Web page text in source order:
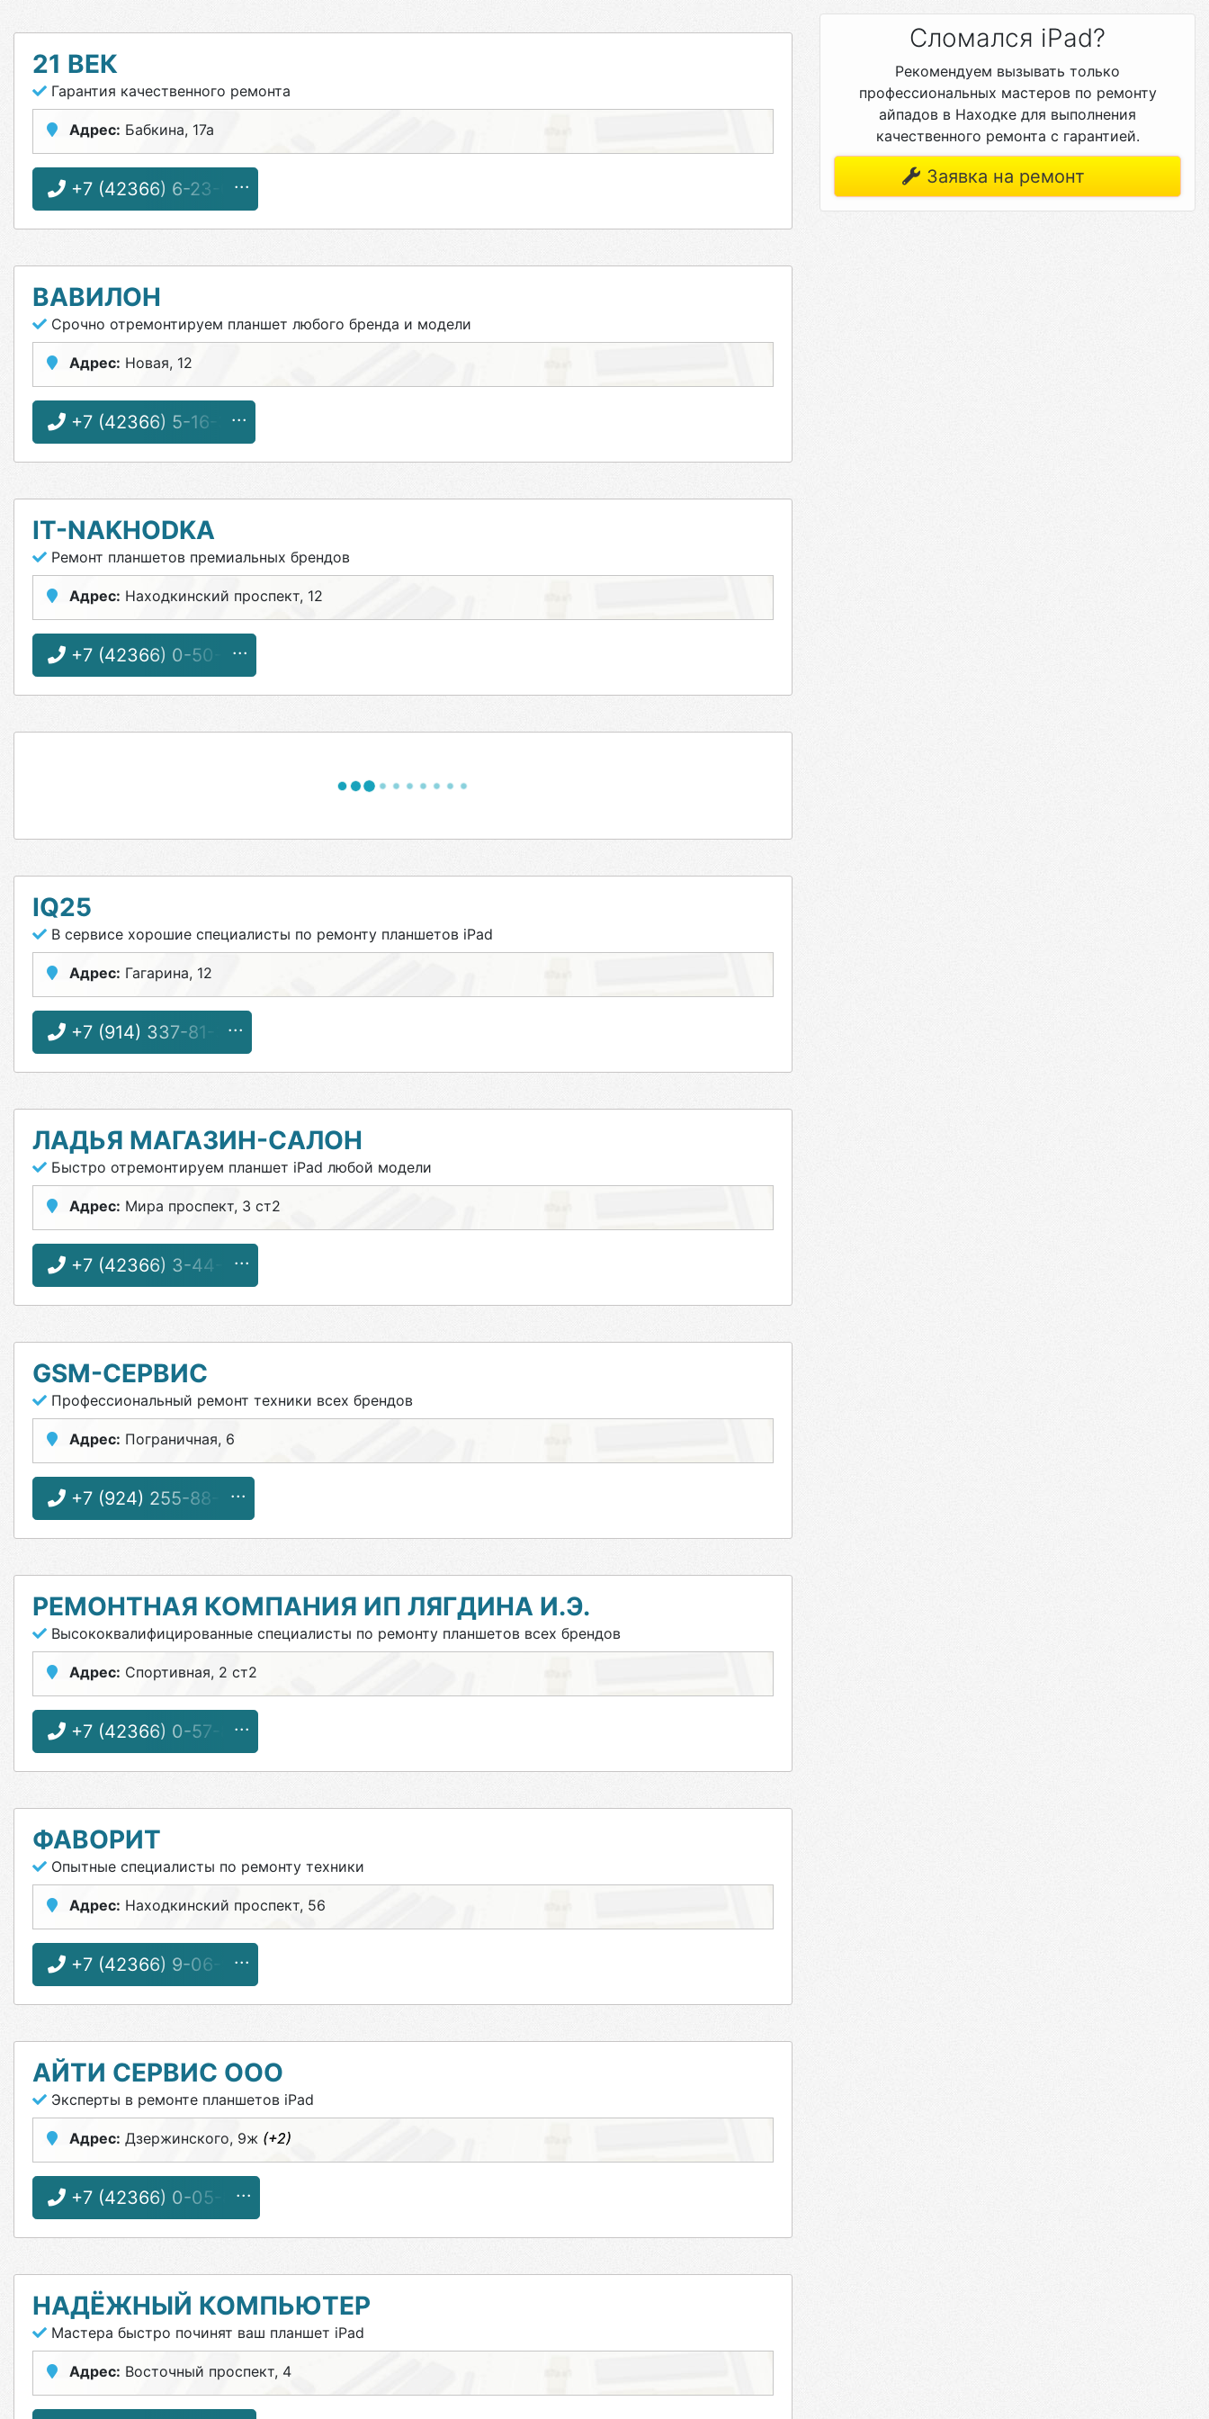
21 ВЕК
Гарантия качественного ремонта
Адрес: Бабкина, 17а
+7 (42366) 6-23-08
ВАВИЛОН
Срочно отремонтируем планшет любого бренда и модели
Адрес: Новая, 12
+7 (42366) 5-16-32
IT-NAKHODKA
Ремонт планшетов премиальных брендов
Адрес: Находкинский проспект, 12
+7 (42366) 0-50-12
IQ25
В сервисе хорошие специалисты по ремонту планшетов iPad
Адрес: Гагарина, 12
+7 (914) 337-81-37
ЛАДЬЯ МАГАЗИН-САЛОН
Быстро отремонтируем планшет iPad любой модели
Адрес: Мира проспект, 3 ст2
+7 (42366) 3-44-41
GSM-СЕРВИС
Профессиональный ремонт техники всех брендов
Адрес: Пограничная, 6
+7 (924) 255-88-10
РЕМОНТНАЯ КОМПАНИЯ ИП ЛЯГДИНА И.Э.
Высококвалифицированные специалисты по ремонту планшетов всех брендов
Адрес: Спортивная, 2 ст2
+7 (42366) 0-57-80
ФАВОРИТ
Опытные специалисты по ремонту техники
Адрес: Находкинский проспект, 56
+7 (42366) 9-06-99
АЙТИ СЕРВИС ООО
Эксперты в ремонте планшетов iPad
Адрес: Дзержинского, 9ж (+2)
+7 (42366) 0-05-80
НАДЁЖНЫЙ КОМПЬЮТЕР
Мастера быстро починят ваш планшет iPad
Адрес: Восточный проспект, 4
Сломался iPad?
Рекомендуем вызывать только
профессиональных мастеров по ремонту
айпадов в Находке для выполнения
качественного ремонта с гарантией.
Заявка на ремонт